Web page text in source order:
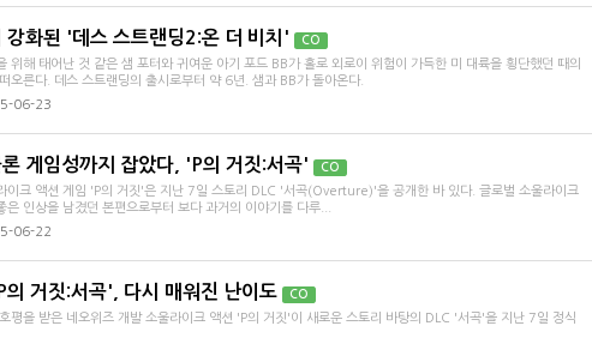
강화된 '데스 스트랜딩2:온 더 비치' CO
위해 태어난 것 같은 샘 포터와 귀여운 아기 포드 BB가 홀로 외로이 위험이 가득한 미 대륙을 횡단했던 때의
오른다. 데스 스트랜딩의 출시로부터 약 6년. 샘과 BB가 돌아온다.
06-23
게임성까지 잡았다, 'P의 거짓:서곡' CO
이크 액션 게임 'P의 거짓'은 지난 7일 스토리 DLC '서곡(Overture)'을 공개한 바 있다. 글로벌 소울라이크
은 인상을 남겼던 본편으로부터 보다 과거의 이야기를 다루...
06-22
의 거짓:서곡', 다시 매워진 난이도 CO
평을 받은 네오위즈 개발 소울라이크 액션 'P의 거짓'이 새로운 스토리 바탕의 DLC '서곡'을 지난 7일 정식